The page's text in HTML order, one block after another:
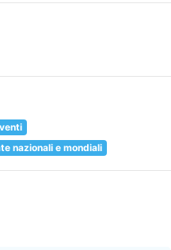
nazionali e mondiali